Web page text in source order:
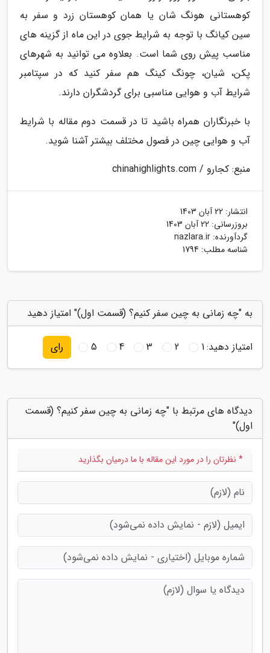
کوهستانی هونگ شان یا همان کوهستان زرد و سفر به
سین کیانگ با توجه به شرایط جوی در این ماه از گزینه های
مناسب پیش روی شما است. بعلاوه می توانید به شهرهای
پکن، شیان، چونگ کینگ هم سفر کنید که در سپتامبر
شرایط آب و هوایی مناسبی برای گردشگران دارند.
با خبرنگاران همراه باشید تا در قسمت دوم مقاله با شرایط
آب و هوایی چین در فصول مختلف بیشتر آشنا شوید.
منبع: کجارو / chinahighlights.com
انتشار: 22 آبان 1403
بروزرسانی: 22 آبان 1403
گردآورنده: nazlara.ir
شناسه مطلب: 1794
به "چه زمانی به چین سفر کنیم؟ (قسمت اول)" امتیاز دهید
امتیاز دهید:1
2
3
4
5 رای
دیدگاه های مرتبط با "چه زمانی به چین سفر کنیم؟ (قسمت
اول)"
* نظرتان را در مورد این مقاله با ما درمیان بگذارید